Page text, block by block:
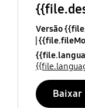
Versão
Baixar